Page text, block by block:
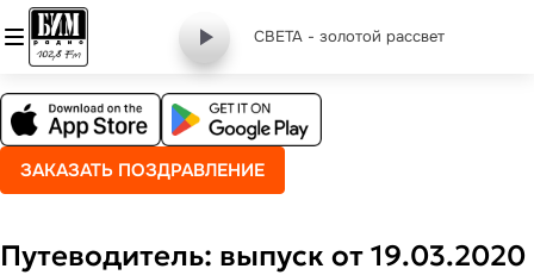
СВЕТА - золотой рассвет
ЗАКАЗАТЬ ПОЗДРАВЛЕНИЕ
Путеводитель: выпуск от 19.03.2020